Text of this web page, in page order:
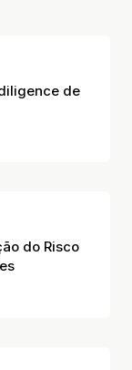
de
do Risco